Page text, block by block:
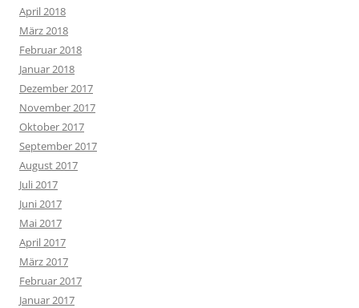
April 2018
März 2018
Februar 2018
Januar 2018
Dezember 2017
November 2017
Oktober 2017
September 2017
August 2017
Juli 2017
Juni 2017
Mai 2017
April 2017
März 2017
Februar 2017
Januar 2017